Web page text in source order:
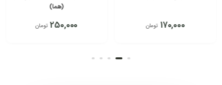
170,000 تومان
(هما)
250,000 تومان